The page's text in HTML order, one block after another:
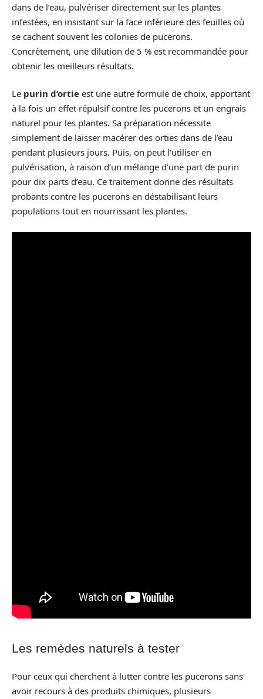
dans de l’eau, pulvériser directement sur les plantes
infestées, en insistant sur la face inférieure des feuilles où
se cachent souvent les colonies de pucerons.
Concrètement, une dilution de 5 % est recommandée pour
obtenir les meilleurs résultats.
Le purin d’ortie est une autre formule de choix, apportant
à la fois un effet répulsif contre les pucerons et un engrais
naturel pour les plantes. Sa préparation nécessite
simplement de laisser macérer des orties dans de l’eau
pendant plusieurs jours. Puis, on peut l’utiliser en
pulvérisation, à raison d’un mélange d’une part de purin
pour dix parts d’eau. Ce traitement donne des résultats
probants contre les pucerons en déstabilisant leurs
populations tout en nourrissant les plantes.
Les remèdes naturels à tester
Pour ceux qui cherchent à lutter contre les pucerons sans
avoir recours à des produits chimiques, plusieurs